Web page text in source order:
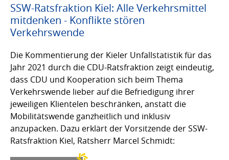
SSW-Ratsfraktion Kiel: Alle Verkehrsmittel
mitdenken - Konflikte stören
Verkehrswende
Die Kommentierung der Kieler Unfallstatistik für das
Jahr 2021 durch die CDU-Ratsfraktion zeigt eindeutig,
dass CDU und Kooperation sich beim Thema
Verkehrswende lieber auf die Befriedigung ihrer
jeweiligen Klientelen beschränken, anstatt die
Mobilitätswende ganzheitlich und inklusiv
anzupacken. Dazu erklärt der Vorsitzende der SSW-
Ratsfraktion Kiel, Ratsherr Marcel Schmidt: